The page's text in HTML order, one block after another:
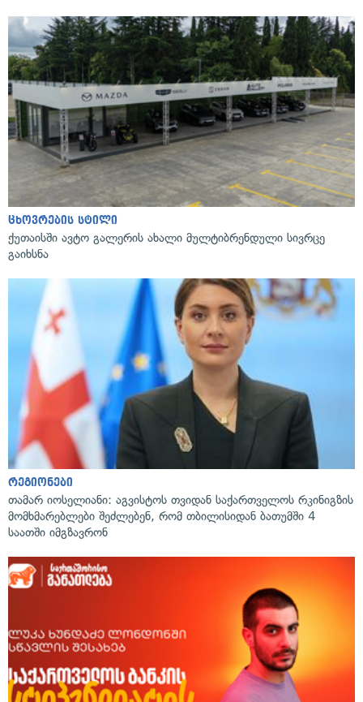
ცხოვრების სტილი
ქუთაისში ავტო გალერის ახალი მულტიბრენდული სივრცე
გაიხსნა
რეგიონები
თამარ იოსელიანი: აგვისტოს თვიდან საქართველოს რკინიგზის
მომხმარებლები შეძლებენ, რომ თბილისიდან ბათუმში 4
საათში იმგზავრონ